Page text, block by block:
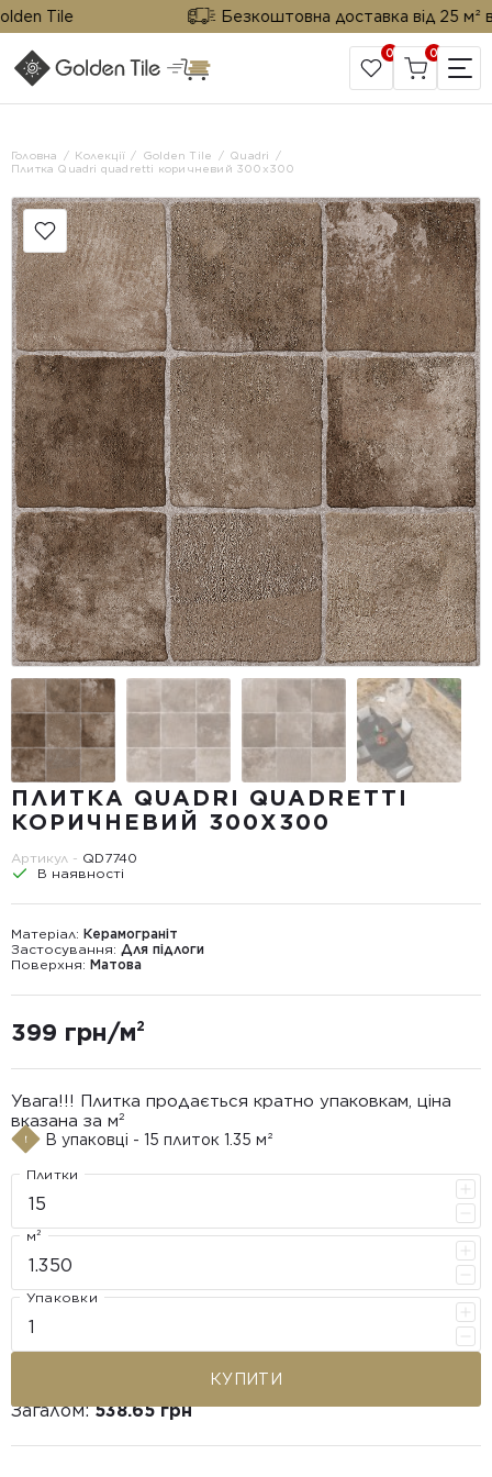
Tile Безкоштовна доставка від 25 м² від
САЙТ КОМПАНІЇ
0 0
Головна Колекції Golden Tile
Quadri
Плитка Quadri quadretti коричневий 300x300
ПЛИТКА QUADRI QUADRETTI
КОРИЧНЕВИЙ 300X300
Артикул - QD7740
В наявності
Матеріал: Керамограніт
Застосування: Для підлоги
Поверхня: Матова
399 грн/м²
Увага!!! Плитка продається кратно упаковкам, ціна
вказана за м²
В упаковці - 15 плиток 1.35 м²
Плитки
м²
Упаковки
КУПИТИ
Загалом:538.65 грн